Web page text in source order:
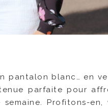
pantalon blanc… en
parfaite pour
Profitons-